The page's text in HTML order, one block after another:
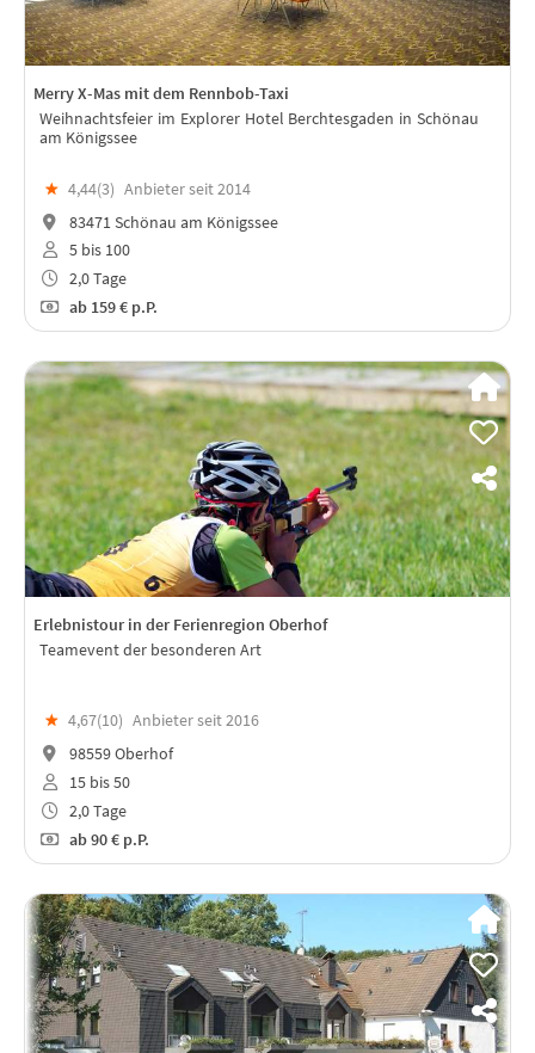
Merry X-Mas mit dem Rennbob-Taxi
Weihnachtsfeier im Explorer Hotel Berchtesgaden in Schönau
am Königssee
★ 4,44(3) Anbieter seit 2014
83471 Schönau am Königssee
5 bis 100
2,0 Tage
ab159 € p.P.
Erlebnistour in der Ferienregion Oberhof
Teamevent der besonderen Art
★ 4,67(10) Anbieter seit 2016
98559 Oberhof
15 bis 50
2,0 Tage
ab90 € p.P.